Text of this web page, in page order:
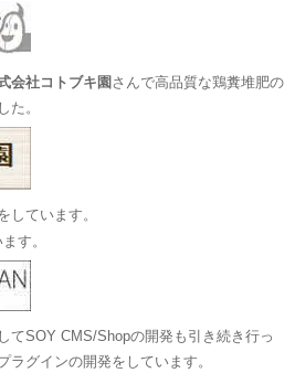
会社コトブキ園 さんで高品質な鶏糞堆肥の
た。
しています。
す。
てSOY CMS/Shopの開発も引き続き行っ
ラグインの開発をしています。